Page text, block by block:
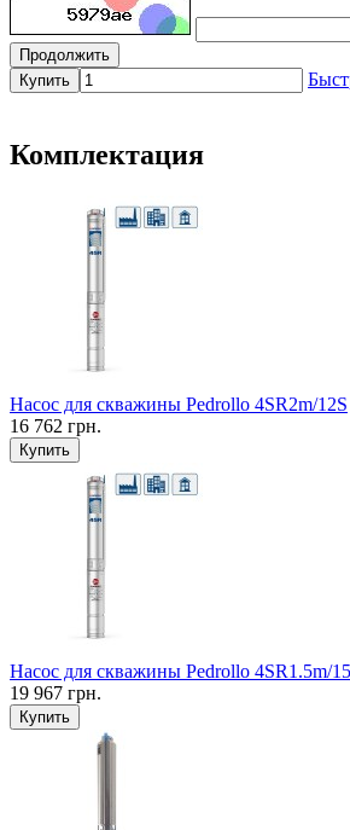
Продолжить
Купить
Комплектация
Насос для скважины Pedrollo 4SR2m/12S
16 762 грн.
Купить
Насос для скважины Pedrollo 4SR1.5m/
19 967 грн.
Купить